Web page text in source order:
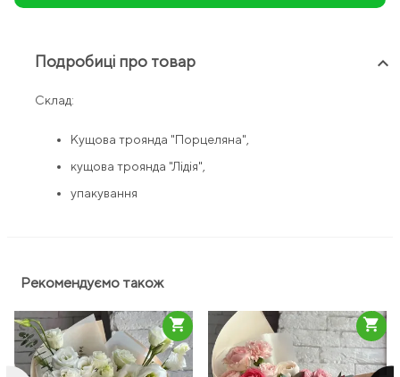
Подробиці про товар keyboard_arrow_up
Склад:
Кущова троянда "Порцеляна",
кущова троянда "Лідія",
упакування
Рекомендуємо також
shopping_cart shopping_cart